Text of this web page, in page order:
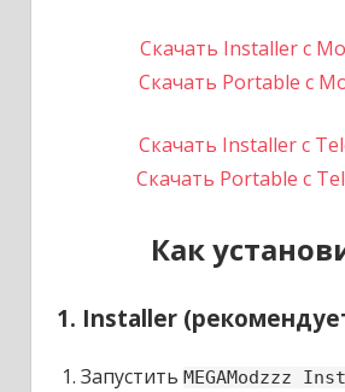
Скачать Installer с
Скачать Portable с
Скачать Installer с
Скачать Portable с
Как
1. Installer
Запустить MEGAModzzz